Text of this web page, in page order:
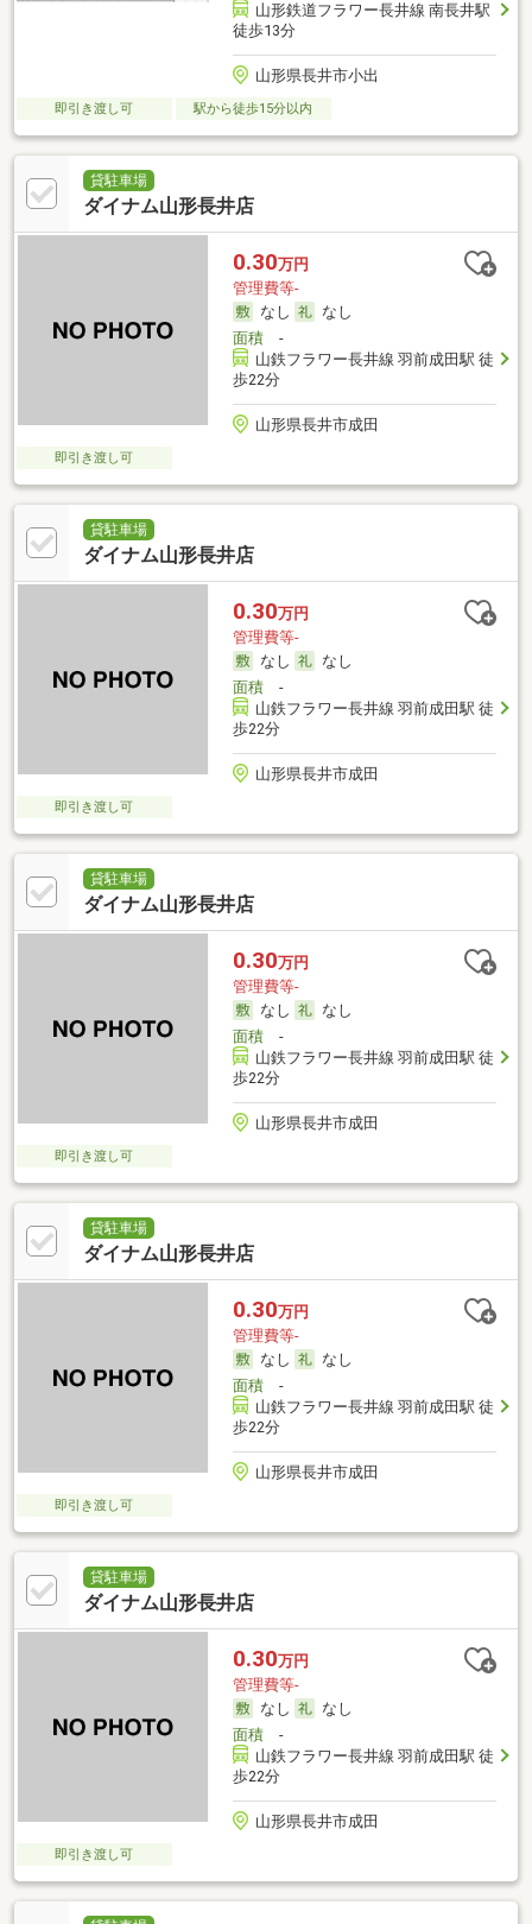
山形鉄道フラワー長井線 南長井駅
徒歩13分
山形県長井市小出
即引き渡し可 駅から徒歩15分以内
貸駐車場
ダイナム山形長井店
0.30万円
管理費等-
なし
なし
面積-
山鉄フラワー長井線 羽前成田駅 徒
歩22分
山形県長井市成田
即引き渡し可
貸駐車場
ダイナム山形長井店
0.30万円
管理費等-
なし
なし
面積-
山鉄フラワー長井線 羽前成田駅 徒
歩22分
山形県長井市成田
即引き渡し可
貸駐車場
ダイナム山形長井店
0.30万円
管理費等-
なし
なし
面積-
山鉄フラワー長井線 羽前成田駅 徒
歩22分
山形県長井市成田
即引き渡し可
貸駐車場
ダイナム山形長井店
0.30万円
管理費等-
なし
なし
面積-
山鉄フラワー長井線 羽前成田駅 徒
歩22分
山形県長井市成田
即引き渡し可
貸駐車場
ダイナム山形長井店
0.30万円
管理費等-
なし
なし
面積-
山鉄フラワー長井線 羽前成田駅 徒
歩22分
山形県長井市成田
即引き渡し可